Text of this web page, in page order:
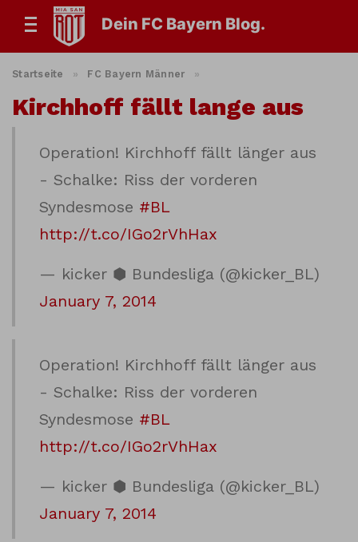
Dein FC Bayern Blog.
Startseite » FC Bayern Männer »
Kirchhoff fällt lange aus
Operation! Kirchhoff fällt länger aus
- Schalke: Riss der vorderen
Syndesmose #BL
http://t.co/IGo2rVhHax
— kicker ⬢ Bundesliga (@kicker_BL)
January 7, 2014
Operation! Kirchhoff fällt länger aus
- Schalke: Riss der vorderen
Syndesmose #BL
http://t.co/IGo2rVhHax
— kicker ⬢ Bundesliga (@kicker_BL)
January 7, 2014